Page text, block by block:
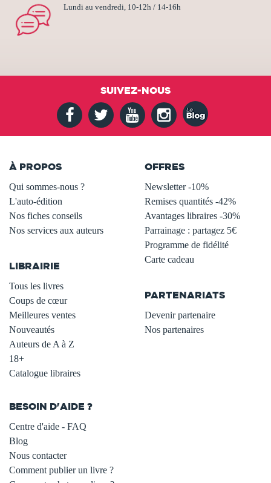
Lundi au vendredi, 10-12h / 14-16h
SUIVEZ-NOUS
À PROPOS
Qui sommes-nous ?
L'auto-édition
Nos fiches conseils
Nos services aux auteurs
LIBRAIRIE
Tous les livres
Coups de cœur
Meilleures ventes
Nouveautés
Auteurs de A à Z
18+
Catalogue libraires
OFFRES
Newsletter -10%
Remises quantités -42%
Avantages libraires -30%
Parrainage : partagez 5€
Programme de fidélité
Carte cadeau
PARTENARIATS
Devenir partenaire
Nos partenaires
BESOIN D'AIDE ?
Centre d'aide - FAQ
Blog
Nous contacter
Comment publier un livre ?